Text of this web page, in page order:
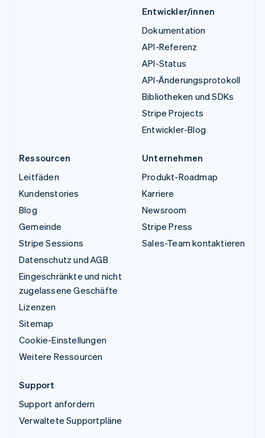
Entwickler/innen
Dokumentation
API-Referenz
API-Status
API-Änderungsprotokoll
Bibliotheken und SDKs
Stripe Projects
Entwickler-Blog
Ressourcen
Leitfäden
Kundenstories
Blog
Gemeinde
Stripe Sessions
Datenschutz und AGB
Eingeschränkte und nicht
zugelassene Geschäfte
Lizenzen
Sitemap
Cookie-Einstellungen
Weitere Ressourcen
Unternehmen
Produkt-Roadmap
Karriere
Newsroom
Stripe Press
Sales-Team kontaktieren
Support
Support anfordern
Verwaltete Supportpläne